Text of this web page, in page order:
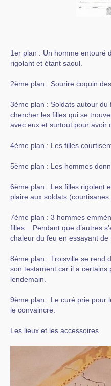
1er plan : Un homme entouré
rigolant et étant saoul.
2ème plan : Sourire coquin
3ème plan : Soldats autour du
chercher les filles qui se
avec eux et surtout pour avoir
4ème plan : Les filles
5ème plan : Les hommes
6ème plan : Les filles rigolent
plaire aux soldats
7ème plan : 3 hommes
filles... Pendant que d’autres
chaleur du feu en essayant de
8ème plan : Troisville se rend
son testament car il a certains
lendemain.
9ème plan : Le curé prie pour
le convaincre.
Les lieux et les accessoires